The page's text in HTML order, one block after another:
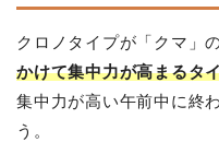
クロノタイプが「クマ」
かけて集中力が高まるタ
集中力が高い午前中に終
う。